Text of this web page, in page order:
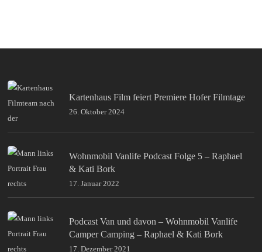
Kartenhaus Film feiert Premiere Hofer Filmtage
26. Oktober 2024
Wohnmobil Vanlife Podcast Folge 5 – Raphael
& Kati Bork
17. Januar 2022
Podcast Van und davon – Wohnmobil Vanlife
Camper Camping – Raphael & Kati Bork
17. Dezember 2021